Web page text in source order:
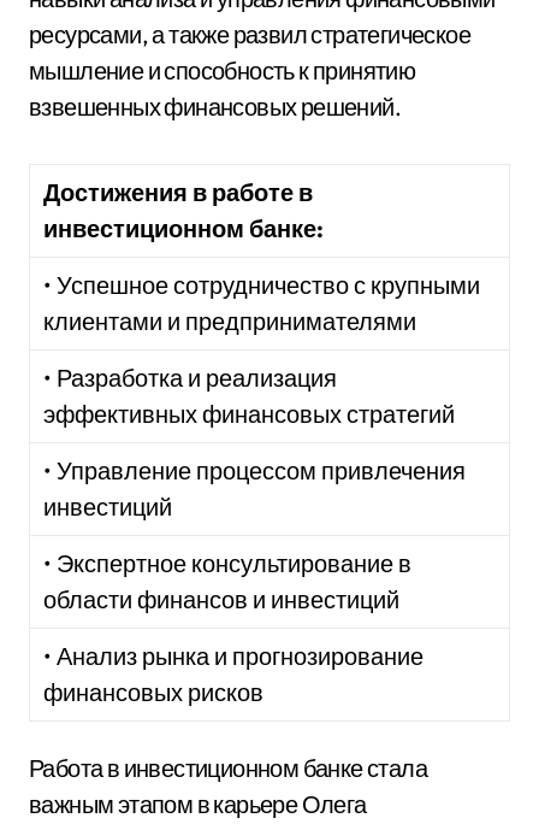
ресурсами, а также развил стратегическое
мышление и способность к принятию
взвешенных финансовых решений.
Достижения в работе в
инвестиционном банке:
• Успешное сотрудничество с крупными
клиентами и предпринимателями
• Разработка и реализация
эффективных финансовых стратегий
• Управление процессом привлечения
инвестиций
• Экспертное консультирование в
области финансов и инвестиций
• Анализ рынка и прогнозирование
финансовых рисков
Работа в инвестиционном банке стала
важным этапом в карьере Олега